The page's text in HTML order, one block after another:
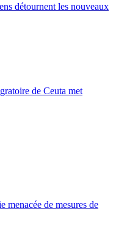
détournent les nouveaux
de Ceuta met
menacée de mesures de